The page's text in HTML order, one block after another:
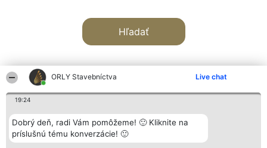
ORLY Stavebníctva Live chat
19:24
Dobrý deň, radi Vám pomôžeme! 🙂 Kliknite na
príslušnú tému konverzácie! 🙂
Hľadať
Organizátor hodnotenia
Bright Side Solutions sp. z o.
o. sp. k.
Hodnotenie
Laureáti
Lista
Kontakt
Kontakt